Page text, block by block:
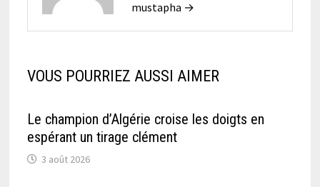
mustapha →
VOUS POURRIEZ AUSSI AIMER
Le champion d’Algérie croise les doigts en
espérant un tirage clément
3 août 2026